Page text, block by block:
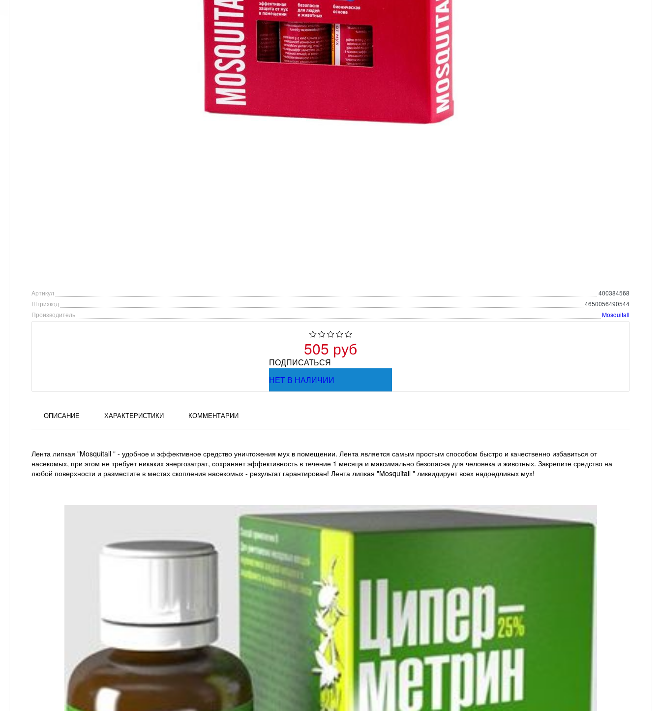
Артикул
400384568
Штрихкод
4650056490544
Производитель
Mosquitall
505 руб
ПОДПИСАТЬСЯ
НЕТ В НАЛИЧИИ
ОПИСАНИЕ ХАРАКТЕРИСТИКИ КОММЕНТАРИИ
Лента липкая "Mosquitall " - удобное и эффективное средство уничтожения мух в помещении. Лента является самым простым способом быстро и качественно избавиться от
насекомых, при этом не требует никаких энергозатрат, сохраняет эффективность в течение 1 месяца и максимально безопасна для человека и животных. Закрепите средство на
любой поверхности и разместите в местах скопления насекомых - результат гарантирован! Лента липкая "Mosquitall " ликвидирует всех надоедливых мух!